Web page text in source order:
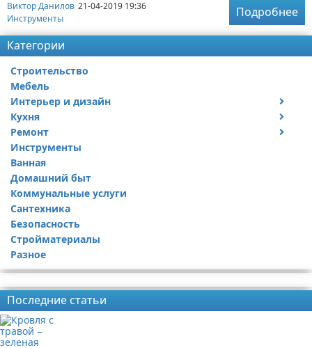
Виктор Данилов 21-04-2019 19:36
Инструменты
Подробнее
Категории
Строительство
Мебель
Интерьер и дизайн
Дизайн дачи
Дизайн квартиры
Кухня
Посуда
Ремонт
Ремонт дачи
Ремонт квартиры
Инструменты
Ванная
Домашний быт
Коммунальные услуги
Сантехника
Безопасность
Стройматериалы
Разное
Последние статьи